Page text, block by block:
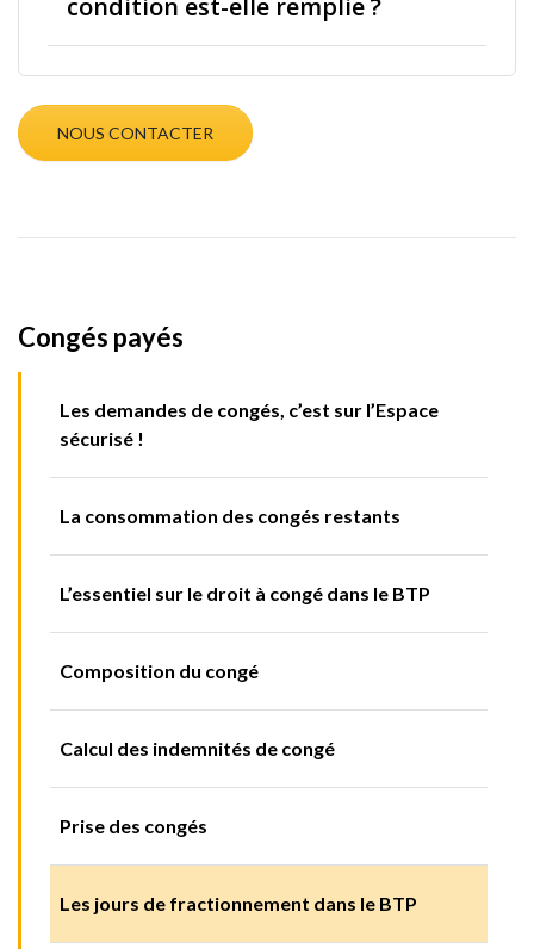
condition est-elle remplie ?
NOUS CONTACTER
Congés payés
Les demandes de congés, c’est sur l’Espace
sécurisé !
La consommation des congés restants
L’essentiel sur le droit à congé dans le BTP
Composition du congé
Calcul des indemnités de congé
Prise des congés
Les jours de fractionnement dans le BTP